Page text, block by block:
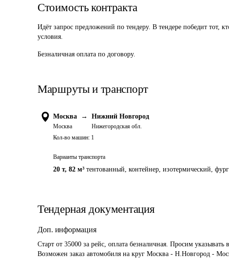
Стоимость контракта
Идёт запрос предложений по тендеру. В тендере победит тот,
условия.
Безналичная оплата по договору.
Маршруты и транспорт
Москва →
Москва
Нижний Новгород
Нижегородская обл.
Кол-во машин: 1
Варианты транспорта
20 т, 82 м³ тентованный, контейнер, изотермический,
Тендерная документация
Доп. информация
Старт от 35000 за рейс, оплата безналичная. Просим
Возможен заказ автомобиля на круг Москва - Н.Новгород -